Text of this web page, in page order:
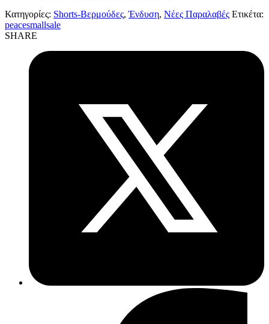
Κατηγορίες: Shorts-Βερμούδες,Ένδυση, Νέες Παραλαβές Ετικέτα:
peacesmallsale
SHARE